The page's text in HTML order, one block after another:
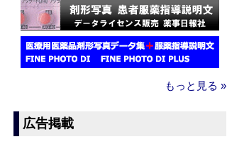
もっと見る »
広告掲載